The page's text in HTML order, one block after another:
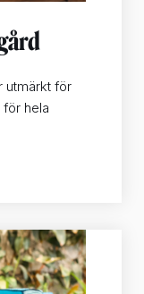
utmärkt för
hela